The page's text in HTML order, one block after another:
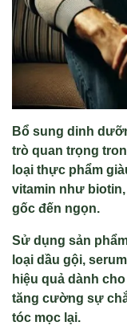
Bổ sung dinh
trò quan trọng
loại thực phẩm
vitamin như
gốc đến ngọn.
Sử dụng sản
loại dầu gội,
hiệu quả dành
tăng cường sự
tóc mọc lại.